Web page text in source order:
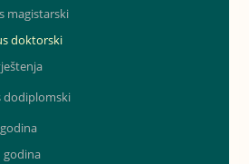
magistarski
doktorski
dodiplomski
godina